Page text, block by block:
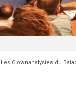
Les Clownanalystes du